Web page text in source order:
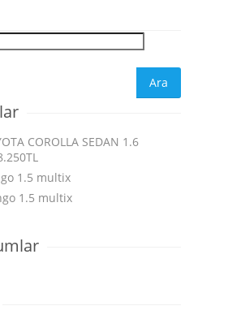
COROLLA SEDAN 1.6
1.5 multix
1.5 multix